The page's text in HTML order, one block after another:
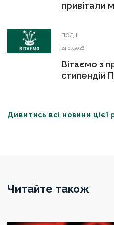
привітали
ПОДІЇ
24.07.2026
Вітаємо з
стипендій
Дивитись всі новини цієї
Читайте також